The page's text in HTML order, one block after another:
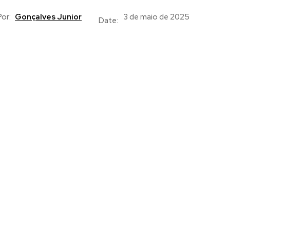
Gonçalves Junior Date: 3 de maio de 2025